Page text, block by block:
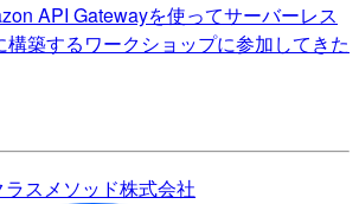
API Gatewayを使ってサーバーレス
築するワークショップに参加してきた
ラスメソッド株式会社